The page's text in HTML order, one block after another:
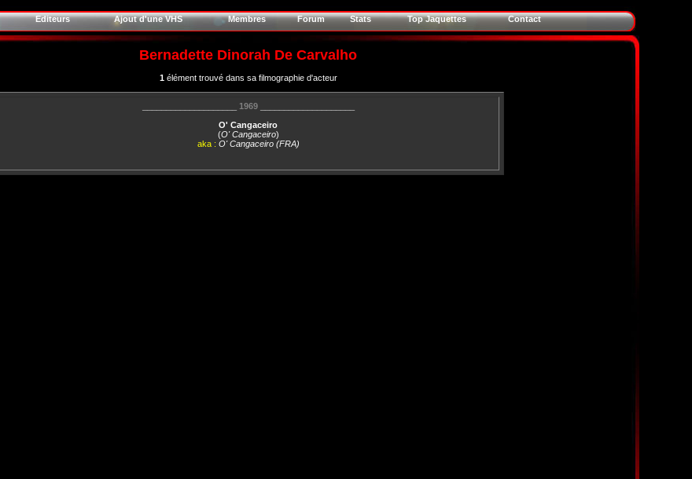
Editeurs Ajout d'une VHS Membres Forum Stats Top Jaquettes Contact
Bernadette Dinorah De Carvalho
1élément trouvé dans sa filmographie d'acteur
1969____________________
O' Cangaceiro
(O' Cangaceiro)
aka : O' Cangaceiro (FRA)